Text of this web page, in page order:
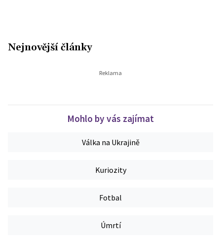
Nejnovější články
Mohlo by vás zajímat
Válka na Ukrajině
Kuriozity
Fotbal
Úmrtí